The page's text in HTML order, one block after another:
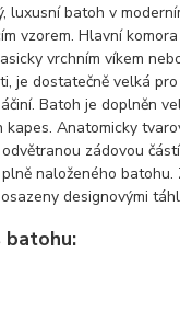
luxusní batoh v
vzorem. Hlavní
vrchním víkem
je dostatečně velká
Batoh je doplněn
kapes. Anatomicky
zádovou
naloženého batohu.
designovými
batohu: